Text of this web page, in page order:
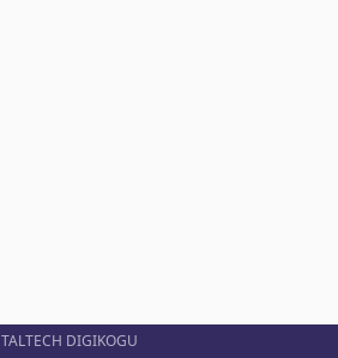
TALTECH DIGIKOGU